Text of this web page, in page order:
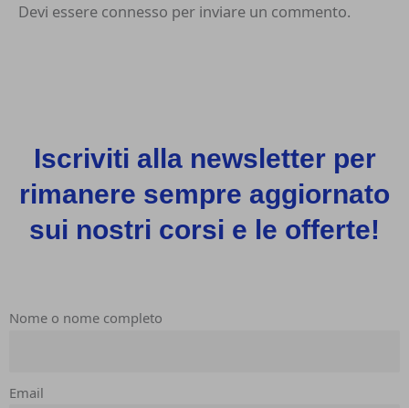
Devi essere connesso per inviare un commento.
Iscriviti alla newsletter per
rimanere sempre aggiornato
sui nostri corsi e le offerte!
Nome o nome completo
Email